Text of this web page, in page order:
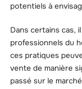
potentiels à
Dans certains cas,
professionnels du
ces pratiques
vente de manière
passé sur le